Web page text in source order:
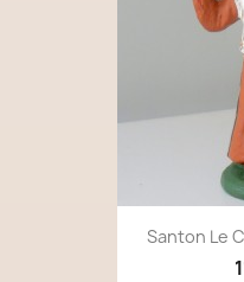
Santon Le